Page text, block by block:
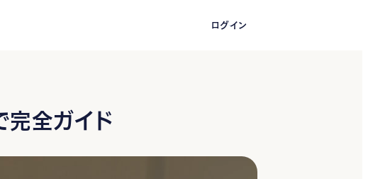
ログイン
完全ガイド